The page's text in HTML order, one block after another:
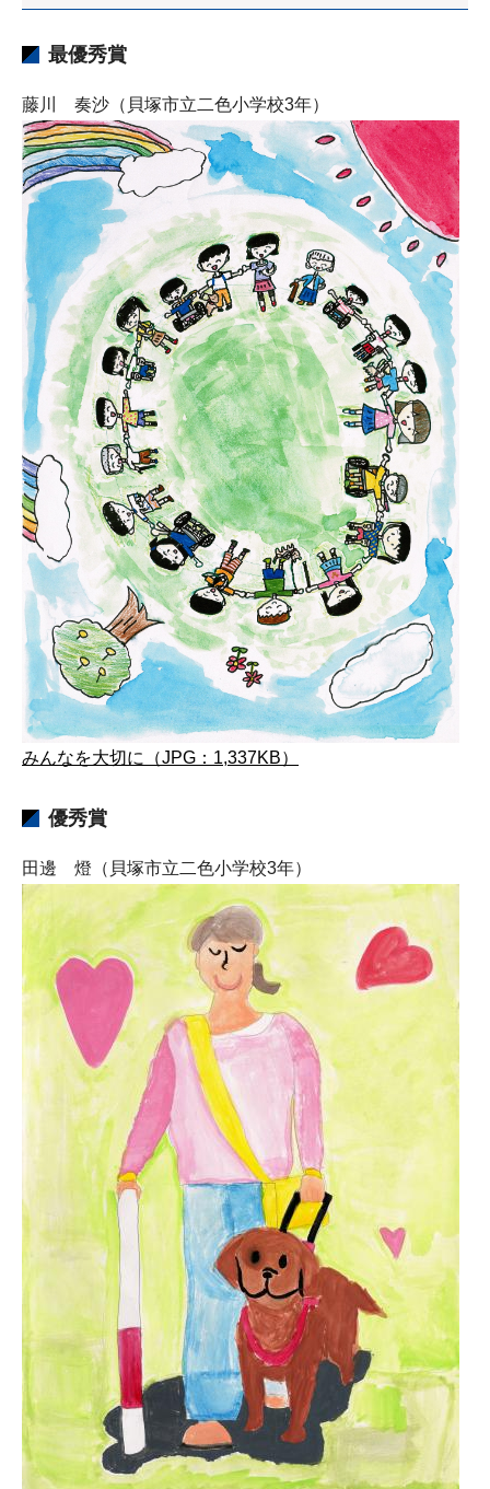
最優秀賞
藤川 奏沙（貝塚市立二色小学校3年）
みんなを大切に（JPG：1,337KB）
優秀賞
田邊 燈（貝塚市立二色小学校3年）